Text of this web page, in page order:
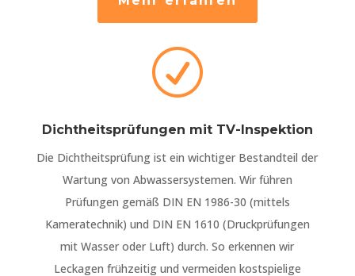
R
Dichtheitsprüfungen mit TV-Inspektion
Die Dichtheitsprüfung ist ein wichtiger Bestandteil der
Wartung von Abwassersystemen. Wir führen
Prüfungen gemäß DIN EN 1986-30 (mittels
Kameratechnik) und DIN EN 1610 (Druckprüfungen
mit Wasser oder Luft) durch. So erkennen wir
Leckagen frühzeitig und vermeiden kostspielige